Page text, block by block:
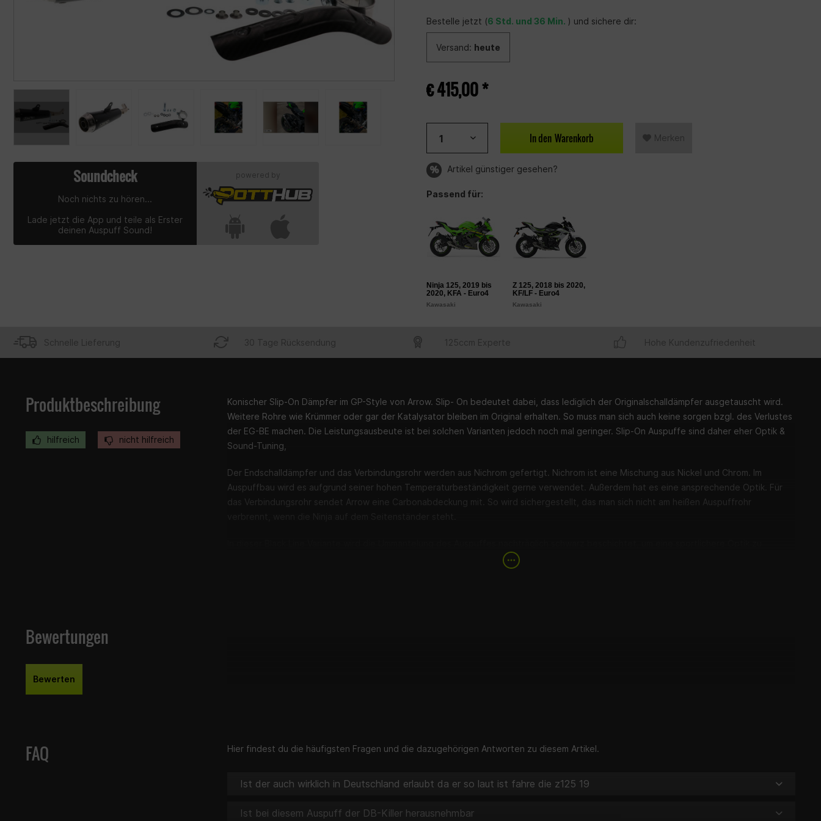
Soundcheck
Noch nichts zu hören...
Lade jetzt die App und teile als Erster
deinen Auspuff Sound!
powered by
Bestelle jetzt (6 Std. und 36 Min. ) und sichere dir:
Versand: heute
€ 415,00 *
In den Warenkorb Merken
Artikel günstiger gesehen?
Passend für:
Ninja 125, 2019 bis
2020, KFA - Euro4
Kawasaki
Z 125, 2018 bis 2020,
KF/LF - Euro4
Kawasaki
Schnelle Lieferung 30 Tage Rücksendung 125ccm Experte Hohe Kundenzufriedenheit
Produktbeschreibung
hilfreich nicht hilfreich
Konischer Slip-On Dämpfer im GP-Style von Arrow. Slip- On bedeutet dabei, dass lediglich der Originalschalldämpfer ausgetauscht wird.
Weitere Rohre wie Krümmer oder gar der Katalysator bleiben im Original erhalten. So muss man sich auch keine sorgen bzgl. des Verlustes
der EG-BE machen. Die Leistungsausbeute ist bei solchen Varianten jedoch noch mal geringer. Slip-On Auspuffe sind daher eher Optik &
Sound-Tuning,
Der Endschalldämpfer und das Verbindungsrohr werden aus Nichrom gefertigt. Nichrom ist eine Mischung aus Nickel und Chrom. Im
Auspuffbau wird es aufgrund seiner hohen Temperaturbeständigkeit gerne verwendet. Außerdem hat es eine ansprechende Optik. Für
das Verbindungsrohr sendet Arrow eine Carbonabdeckung mit. So wird sichergestellt, das man sich nicht am heißen Auspuffrohr
Bewertungen
Bewerten
FAQ Hier findest du die häufigsten Fragen und die dazugehörigen Antworten zu diesem Artikel.
Ist der auch wirklich in Deutschland erlaubt da er so laut ist fahre die z125 19
Ist bei diesem Auspuff der DB-Killer herausnehmbar